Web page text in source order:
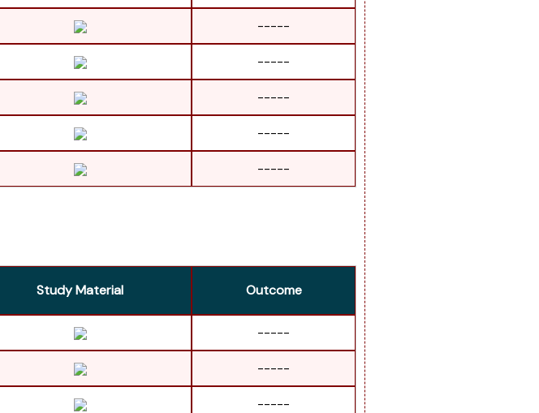
-----
-----
-----
-----
-----
Study Material Outcome
-----
-----
-----